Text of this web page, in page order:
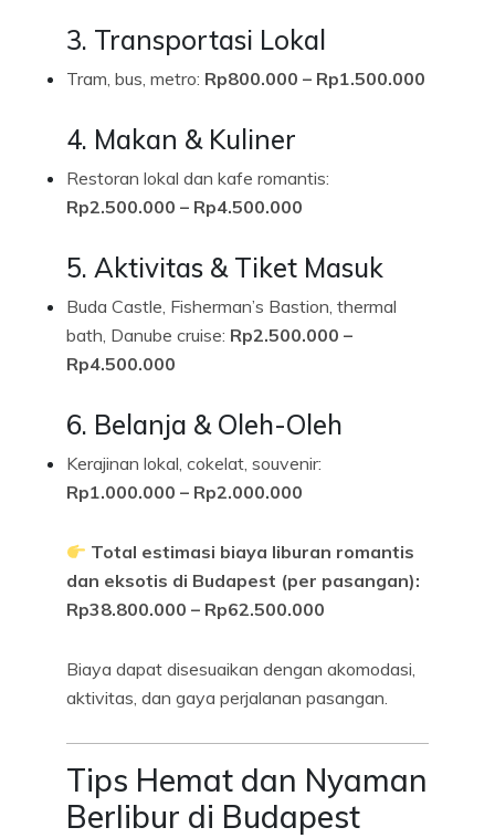
3. Transportasi Lokal
Tram, bus, metro: Rp800.000 – Rp1.500.000
4. Makan & Kuliner
Restoran lokal dan kafe romantis:
Rp2.500.000 – Rp4.500.000
5. Aktivitas & Tiket Masuk
Buda Castle, Fisherman’s Bastion, thermal
bath, Danube cruise: Rp2.500.000 –
Rp4.500.000
6. Belanja & Oleh-Oleh
Kerajinan lokal, cokelat, souvenir:
Rp1.000.000 – Rp2.000.000
Total estimasi biaya liburan romantis
dan eksotis di Budapest (per pasangan):
Rp38.800.000 – Rp62.500.000
Biaya dapat disesuaikan dengan akomodasi,
aktivitas, dan gaya perjalanan pasangan.
Tips Hemat dan Nyaman
Berlibur di Budapest